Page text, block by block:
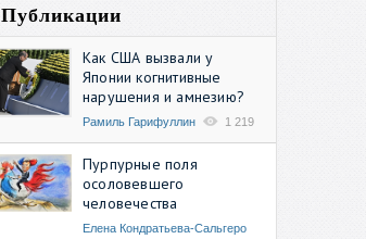
Публикации
Как США вызвали у
Японии когнитивные
нарушения и амнезию?
Рамиль Гарифуллин 1 219
Пурпурные поля
осоловевшего
человечества
Елена Кондратьева-Сальгеро